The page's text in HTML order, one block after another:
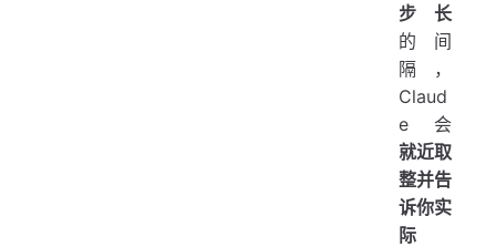
步长
的间
隔，
Claud
e 会
就近取
整并告
诉你实
际